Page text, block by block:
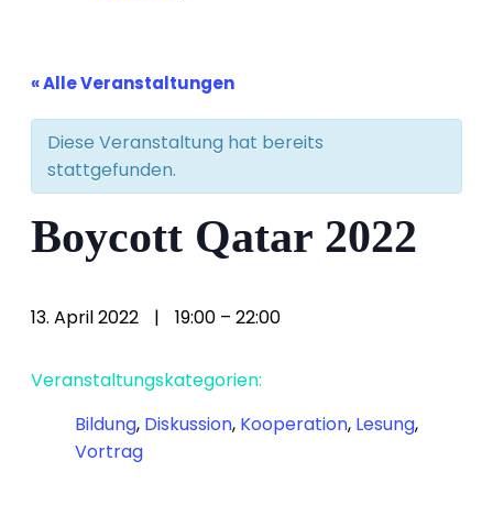
« Alle Veranstaltungen
Diese Veranstaltung hat bereits
stattgefunden.
Boycott Qatar 2022
13. April 2022 | 19:00 – 22:00
Veranstaltungskategorien:
Bildung, Diskussion, Kooperation, Lesung,
Vortrag